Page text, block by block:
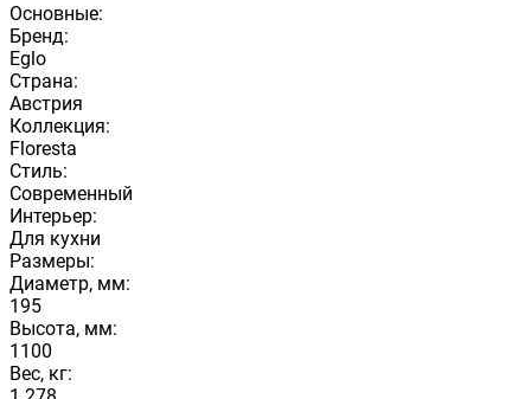
Основные:
Бренд:
Eglo
Страна:
Австрия
Коллекция:
Floresta
Стиль:
Современный
Интерьер:
Для кухни
Размеры:
Диаметр, мм:
195
Высота, мм:
1100
Вес, кг: